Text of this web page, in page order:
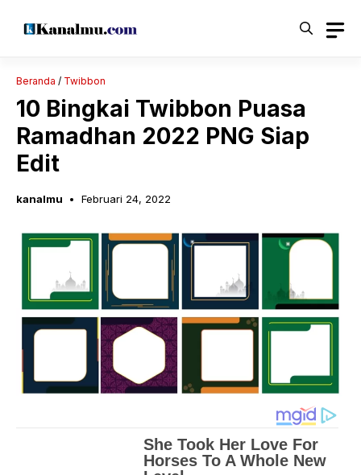
Beranda / Twibbon
10 Bingkai Twibbon Puasa
Ramadhan 2022 PNG Siap
Edit
kanalmu Februari 24, 2022